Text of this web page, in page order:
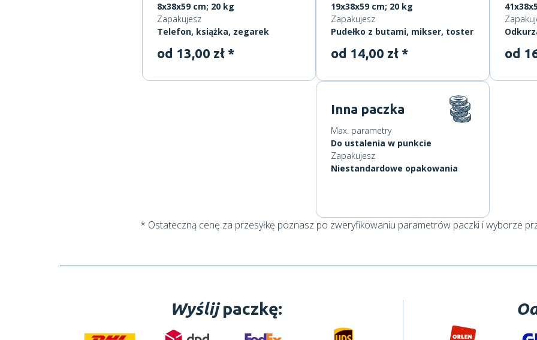
8x38x59 cm; 20 kg
Zapakujesz
Telefon, książka, zegarek
od 13,00 zł *
19x38x59 cm; 20 kg
Zapakujesz
Pudełko z butami, mikser, toster
od 14,00 zł * od
Inna paczka
Max. parametry
Do ustalenia w punkcie
Zapakujesz
Niestandardowe opakowania
* Ostateczną cenę za przesyłkę poznasz po zweryfikowaniu parametrów paczki i wyborze
Wyślijpaczkę: